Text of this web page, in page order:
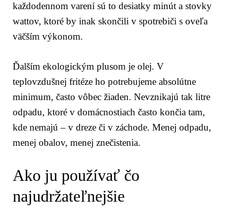
každodennom varení sú to desiatky minút a stovky
wattov, ktoré by inak skončili v spotrebiči s oveľa
väčším výkonom.
Ďalším ekologickým plusom je olej. V
teplovzdušnej fritéze ho potrebujeme absolútne
minimum, často vôbec žiaden. Nevznikajú tak litre
odpadu, ktoré v domácnostiach často končia tam,
kde nemajú – v dreze či v záchode. Menej odpadu,
menej obalov, menej znečistenia.
Ako ju používať čo
najudržateľnejšie